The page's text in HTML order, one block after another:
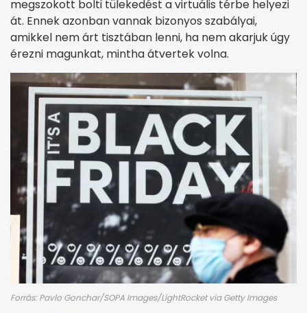
megszokott bolti tülekedést a virtuális térbe helyezi
át. Ennek azonban vannak bizonyos szabályai,
amikkel nem árt tisztában lenni, ha nem akarjuk úgy
érezni magunkat, mintha átvertek volna.
Forrás: Pavlo Gonchar/SOPA Images/LightRocket via Getty Images